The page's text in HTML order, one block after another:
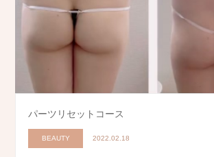
パーツリセットコース
BEAUTY 2022.02.18